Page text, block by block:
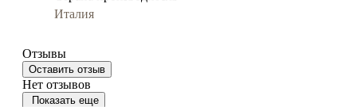
Италия
Отзывы
Оставить отзыв
Нет отзывов
Показать еще